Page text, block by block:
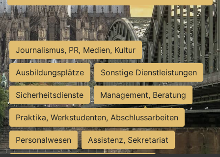
Journalismus, PR, Medien, Kultur
Ausbildungsplätze Sonstige Dienstleistungen
Sicherheitsdienste Management, Beratung
Praktika, Werkstudenten, Abschlussarbeiten
Personalwesen Assistenz, Sekretariat